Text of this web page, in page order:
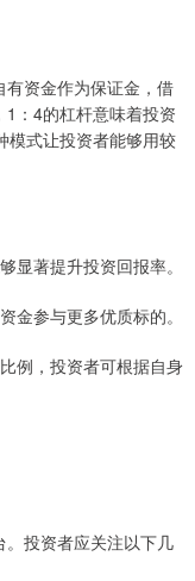
资金作为保证金，借
1：4的杠杆意味着投资
模式让投资者能够用较
显著提升投资回报率。
金参与更多优质标的。
例，投资者可根据自身
投资者应关注以下几